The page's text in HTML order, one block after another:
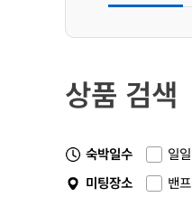
상품 검색
숙박일수 일일
미팅장소
밴프